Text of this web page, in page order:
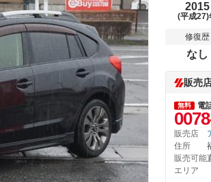
2015
(平成27)
修復歴
なし
販売
無料 電
販売店
住所
販売可能
エリア